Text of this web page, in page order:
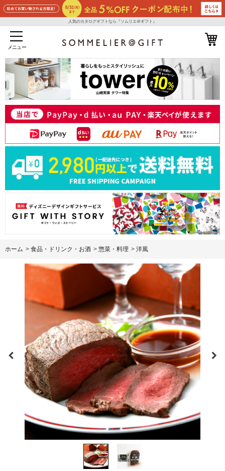
人気のカタログギフトなら『ソムリエ＠ギフト』
メニュー
ホーム > 食品・ドリンク・お酒 > 惣菜・料理 > 洋風